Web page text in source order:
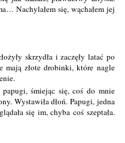
Nachylałem się, wąchałem jej
skrzydła i zaczęły latać po
mają złote drobinki, które nagle
papugi, śmiejąc się, coś do mnie
Wystawiła dłoń. Papugi, jedna
się im, chyba coś szeptała.